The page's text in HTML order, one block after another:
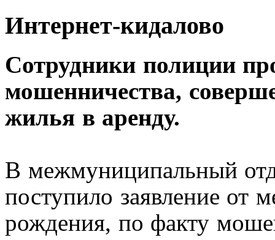
Интернет-кидалово
Сотрудники полиции
мошенничества,
жилья в аренду.
В межмуниципальный
поступило заявление от
рождения, по факту